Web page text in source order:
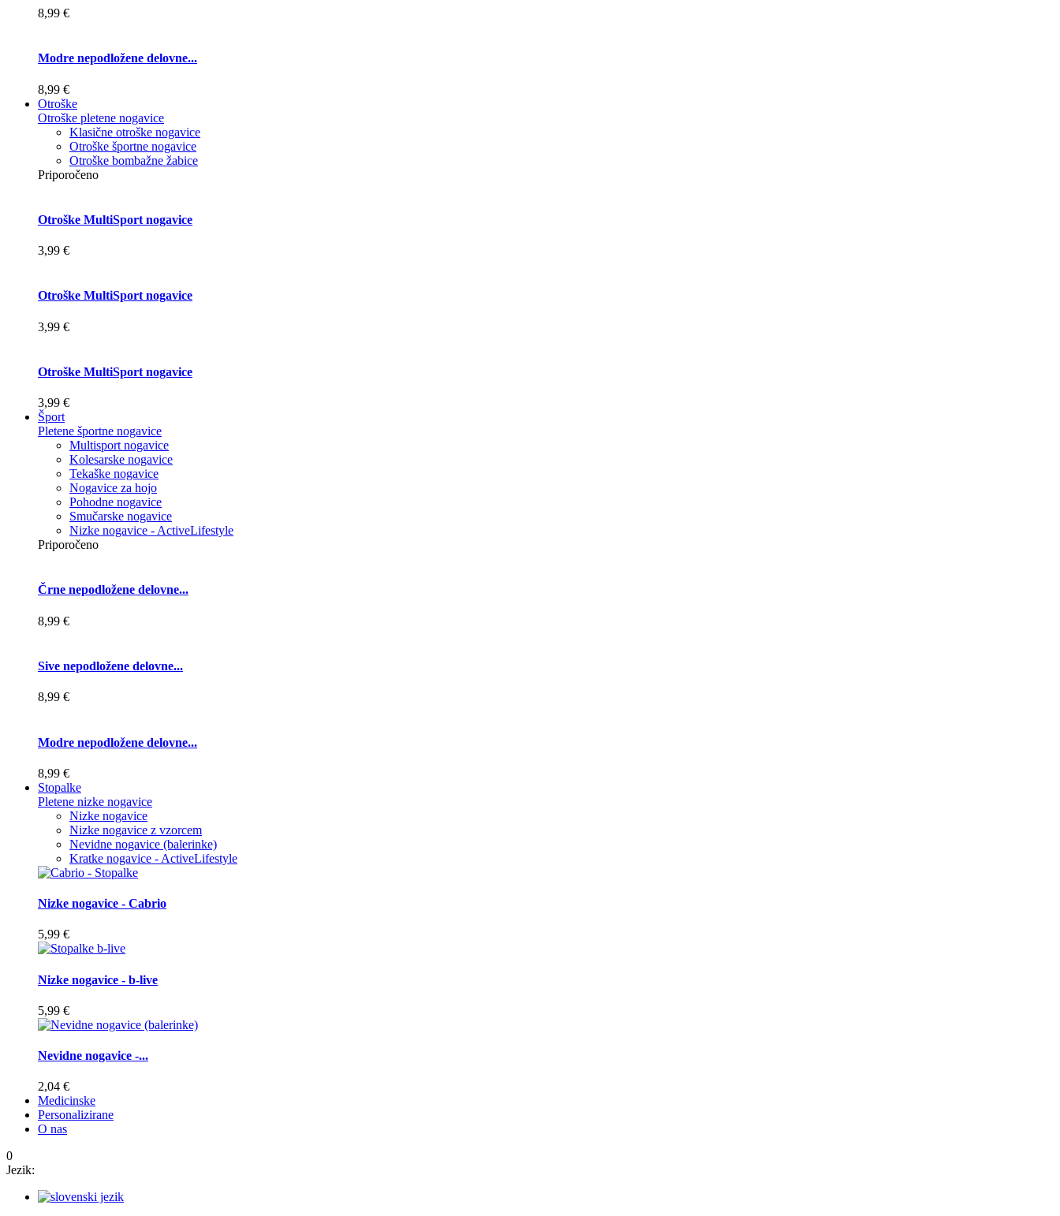
8,99 €
Modre nepodložene delovne...
8,99 €
Otroške
Otroške pletene nogavice
Klasične otroške nogavice
Otroške športne nogavice
Otroške bombažne žabice
Priporočeno
Otroške MultiSport nogavice
3,99 €
Otroške MultiSport nogavice
3,99 €
Otroške MultiSport nogavice
3,99 €
Šport
Pletene športne nogavice
Multisport nogavice
Kolesarske nogavice
Tekaške nogavice
Nogavice za hojo
Pohodne nogavice
Smučarske nogavice
Nizke nogavice - ActiveLifestyle
Priporočeno
Črne nepodložene delovne...
8,99 €
Sive nepodložene delovne...
8,99 €
Modre nepodložene delovne...
8,99 €
Stopalke
Pletene nizke nogavice
Nizke nogavice
Nizke nogavice z vzorcem
Nevidne nogavice (balerinke)
Kratke nogavice - ActiveLifestyle
Nizke nogavice - Cabrio
5,99 €
Nizke nogavice - b-live
5,99 €
Nevidne nogavice -...
2,04 €
Medicinske
Personalizirane
O nas
0
Jezik: